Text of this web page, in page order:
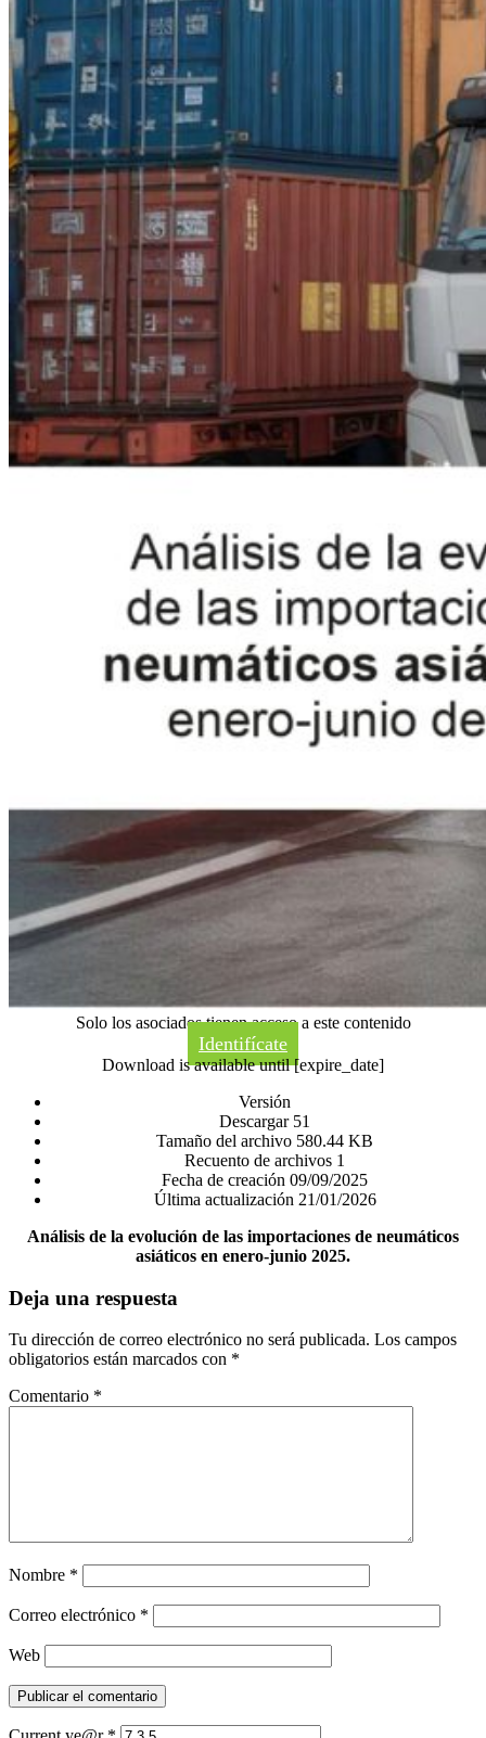
Solo los asociados tienen acceso a este contenido
Identifícate
Download is available until [expire_date]
Versión
Descargar 51
Tamaño del archivo 580.44 KB
Recuento de archivos 1
Fecha de creación 09/09/2025
Última actualización 21/01/2026
Análisis de la evolución de las importaciones de neumáticos
asiáticos en enero-junio 2025.
Deja una respuesta
Tu dirección de correo electrónico no será publicada. Los campos
obligatorios están marcados con *
Comentario *
Nombre *
Correo electrónico *
Web